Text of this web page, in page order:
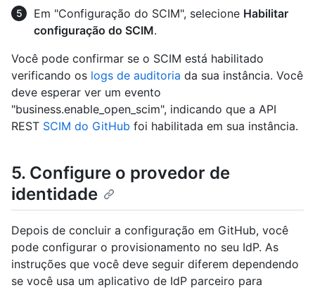
Em "Configuração do SCIM", selecione Habilitar
configuração do SCIM.
Você pode confirmar se o SCIM está habilitado
verificando os logs de auditoria da sua instância. Você
deve esperar ver um evento
"business.enable_open_scim", indicando que a API
REST SCIM do GitHub foi habilitada em sua instância.
5. Configure o provedor de
identidade
Depois de concluir a configuração em GitHub, você
pode configurar o provisionamento no seu IdP. As
instruções que você deve seguir diferem dependendo
se você usa um aplicativo de IdP parceiro para